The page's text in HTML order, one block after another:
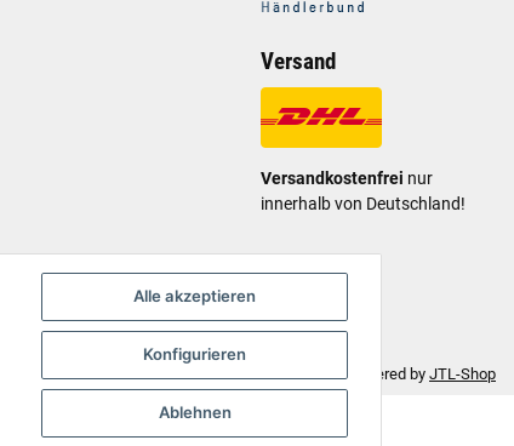
Versand
Versandkostenfrei nur
innerhalb von Deutschland!
• Powered by JTL-Shop
Alle akzeptieren
Konfigurieren
Ablehnen